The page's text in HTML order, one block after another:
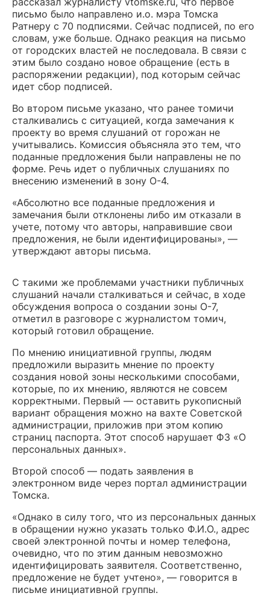
письмо было направлено и.о. мэра Томска
Ратнеру с 70 подписями. Сейчас подписей, по его
словам, уже больше. Однако реакция на письмо
от городских властей не последовала. В связи с
этим было создано новое обращение (есть в
распоряжении редакции), под которым сейчас
идет сбор подписей.
Во втором письме указано, что ранее томичи
сталкивались с ситуацией, когда замечания к
проекту во время слушаний от горожан не
учитывались. Комиссия объясняла это тем, что
поданные предложения были направлены не по
форме. Речь идет о публичных слушаниях по
внесению изменений в зону О-4.
«Абсолютно все поданные предложения и
замечания были отклонены либо им отказали в
учете, потому что авторы, направившие свои
предложения, не были идентифицированы», —
утверждают авторы письма.
С такими же проблемами участники публичных
слушаний начали сталкиваться и сейчас, в ходе
обсуждения вопроса о создании зоны О-7,
отметил в разговоре с журналистом томич,
который готовил обращение.
По мнению инициативной группы, людям
предложили выразить мнение по проекту
создания новой зоны несколькими способами,
которые, по их мнению, являются не совсем
корректными. Первый — оставить рукописный
вариант обращения можно на вахте Советской
администрации, приложив при этом копию
страниц паспорта. Этот способ нарушает ФЗ «О
персональных данных».
Второй способ — подать заявления в
электронном виде через портал администрации
Томска.
«Однако в силу того, что из персональных данных
в обращении нужно указать только Ф.И.О., адрес
своей электронной почты и номер телефона,
очевидно, что по этим данным невозможно
идентифицировать заявителя. Соответственно,
предложение не будет учтено», — говорится в
письме инициативной группы.